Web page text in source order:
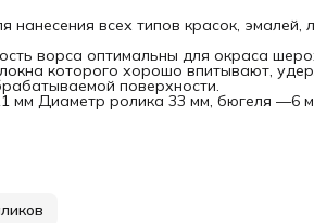
нанесения всех типов красок,
ворса оптимальны для окраса
которого хорошо впитывают,
поверхности.
мм Диаметр ролика 33 мм, бюгеля —6